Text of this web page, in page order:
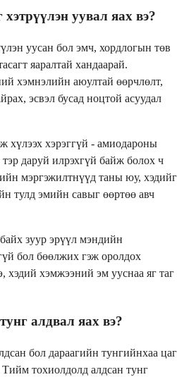
уувал яах вэ?
уусан бол эмч, хордлогын төв
яаралтай хандаарай.
хэмнэлийн аюултай өөрчлөлт,
эсвэл бусад ноцтой асуудал
хүлээх хэрэггүй - амиодароны
тэр даруй илрэхгүй байж болох ч
мэргэжилтнүүд таны юу, хэдийг
тулд эмийн савыг өөртөө авч
зуур эрүүл мэндийн
бол бөөлжих гэж оролдох
хэдий хэмжээний эм ууснаа яг таг
алдвал яах вэ?
бол дараагийн тунгийнхаа цаг
тохиолдолд алдсан тунг